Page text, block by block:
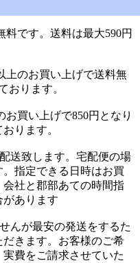
料です。送料は最大590円
上のお買い上げで送料無
おります。
お買い上げで850円となり
ります。
送致します。宅配便の場
指定できる日時はお買
社と郡部あての時間指
があります
んが最安の発送をするた
きます。お客様のご希
費をご請求させていた